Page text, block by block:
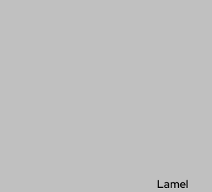
Lamel